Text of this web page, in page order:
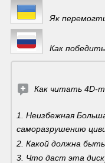
Як перемогти
Как
Как читать
1. Неизбежная
саморазрушению
2. Какой должна
3. Что даст эта